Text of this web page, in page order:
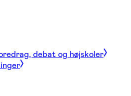
debat og højskoler